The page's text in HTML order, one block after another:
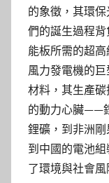
的象徵，其環
們的誕生過程
能板所需的超
風力發電機的
材料，其生產
的動力心臟——
鋰礦，到非洲
到中國的電池
了環境與社會風